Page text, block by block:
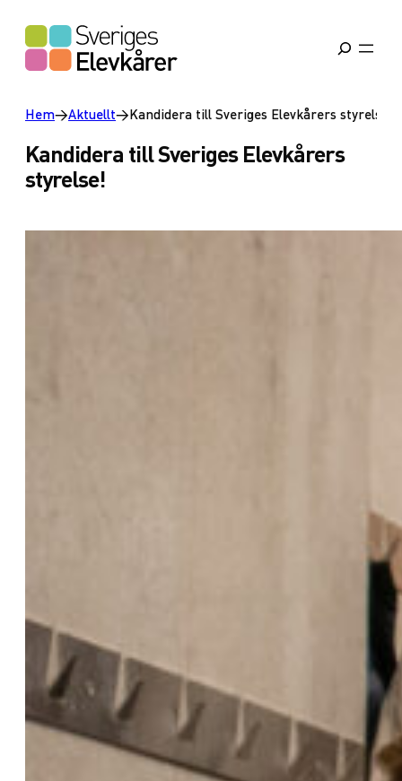
Hem→Aktuellt→ Kandidera till Sveriges Elevkårers styrelse!
Kandidera till Sveriges Elevkårers
styrelse!